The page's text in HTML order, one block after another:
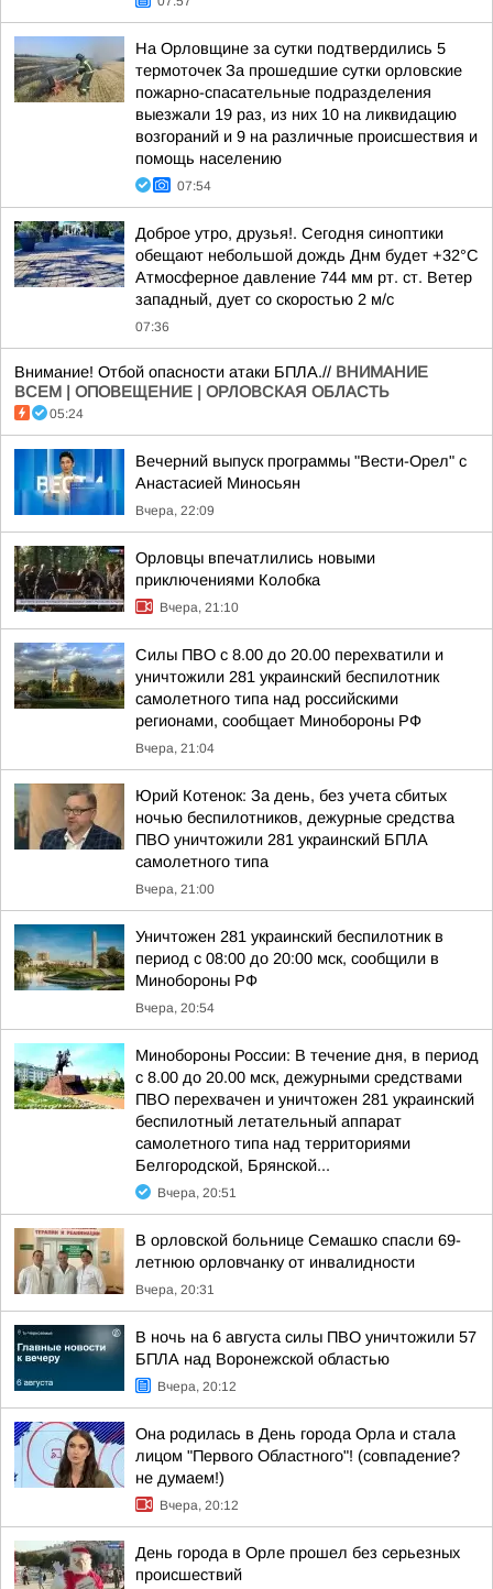
На Орловщине за сутки подтвердились 5
термоточек За прошедшие сутки орловские
пожарно-спасательные подразделения
выезжали 19 раз, из них 10 на ликвидацию
возгораний и 9 на различные происшествия и
помощь населению
07:54
Доброе утро, друзья!. Сегодня синоптики
обещают небольшой дождь Днм будет +32°С
Атмосферное давление 744 мм рт. ст. Ветер
западный, дует со скоростью 2 м/с
07:36
Внимание! Отбой опасности атаки БПЛА.// ВНИМАНИЕ
ВСЕМ | ОПОВЕЩЕНИЕ | ОРЛОВСКАЯ ОБЛАСТЬ
05:24
Вечерний выпуск программы "Вести-Орел" с
Анастасией Миносьян
Вчера, 22:09
Орловцы впечатлились новыми
приключениями Колобка
Вчера, 21:10
Силы ПВО с 8.00 до 20.00 перехватили и
уничтожили 281 украинский беспилотник
самолетного типа над российскими
регионами, сообщает Минобороны РФ
Вчера, 21:04
Юрий Котенок: За день, без учета сбитых
ночью беспилотников, дежурные средства
ПВО уничтожили 281 украинский БПЛА
самолетного типа
Вчера, 21:00
Уничтожен 281 украинский беспилотник в
период с 08:00 до 20:00 мск, сообщили в
Минобороны РФ
Вчера, 20:54
Минобороны России: В течение дня, в период
с 8.00 до 20.00 мск, дежурными средствами
ПВО перехвачен и уничтожен 281 украинский
беспилотный летательный аппарат
самолетного типа над территориями
Белгородской, Брянской...
Вчера, 20:51
В орловской больнице Семашко спасли 69-
летнюю орловчанку от инвалидности
Вчера, 20:31
В ночь на 6 августа силы ПВО уничтожили 57
БПЛА над Воронежской областью
Вчера, 20:12
Она родилась в День города Орла и стала
лицом "Первого Областного"! (совпадение?
не думаем!)
Вчера, 20:12
День города в Орле прошел без серьезных
происшествий